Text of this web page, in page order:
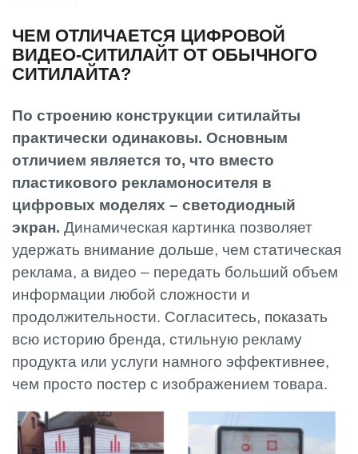
ЧЕМ ОТЛИЧАЕТСЯ ЦИФРОВОЙ
ВИДЕО-СИТИЛАЙТ ОТ ОБЫЧНОГО
СИТИЛАЙТА?
По строению конструкции ситилайты
практически одинаковы. Основным
отличием является то, что вместо
пластикового рекламоносителя в
цифровых моделях – светодиодный
экран. Динамическая картинка позволяет
удержать внимание дольше, чем статическая
реклама, а видео – передать больший объем
информации любой сложности и
продолжительности. Согласитесь, показать
всю историю бренда, стильную рекламу
продукта или услуги намного эффективнее,
чем просто постер с изображением товара.